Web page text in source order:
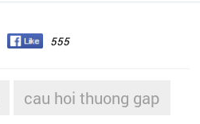
555
cau hoi thuong gap